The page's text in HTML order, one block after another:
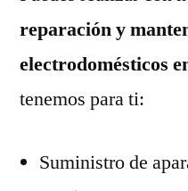
reparación y
electrodomésticos
tenemos para ti:
Suministro de